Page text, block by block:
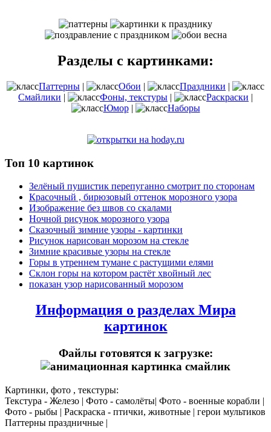
Разделы с картинками:
Паттерны | Обои | Праздники |
Смайлики | Фоны, текстуры | Раскраски |
Юмор| Наборы
Топ 10 картинок
Зелёный пушистик перепуганно смотрит по сторонам
Красочный , бирюзовый оттенок морозного узора
Изображение без швов со скалами
Ночной рисунок морозного узора
Сказочный зимние узоры - картинки
Рисунок нарисован морозом на стекле
Зимние красивые узоры на стекле
Горы в утреннем тумане с растущими елями
Склон горы на котором растёт хвойный лес
показан узор нарисованный морозом
Информация о разделах Мира
картинок
Файлы готовятся к загрузке:
Картинки, фото , текстуры:
Текстура - Железо | Фото - самолёты| Фото - военные корабли |
Фото - рыбы | Раскраска - птички, животные | герои мультиков
Паттерны праздничные |